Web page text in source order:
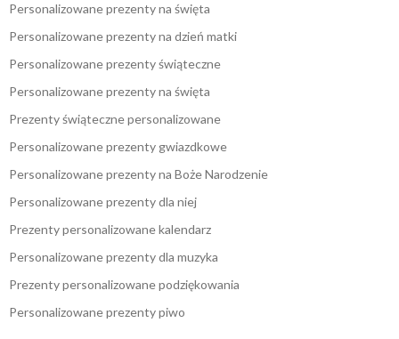
Personalizowane prezenty na święta
Personalizowane prezenty na dzień matki
Personalizowane prezenty świąteczne
Personalizowane prezenty na święta
Prezenty świąteczne personalizowane
Personalizowane prezenty gwiazdkowe
Personalizowane prezenty na Boże Narodzenie
Personalizowane prezenty dla niej
Prezenty personalizowane kalendarz
Personalizowane prezenty dla muzyka
Prezenty personalizowane podziękowania
Personalizowane prezenty piwo